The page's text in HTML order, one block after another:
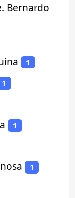
Bernardo
1
1
1
1